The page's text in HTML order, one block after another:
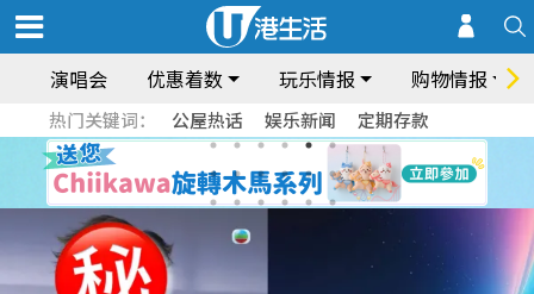
演唱会 优惠着数 玩乐情报 购物情报
热门关键词： 公屋热话 娱乐新闻 定期存款